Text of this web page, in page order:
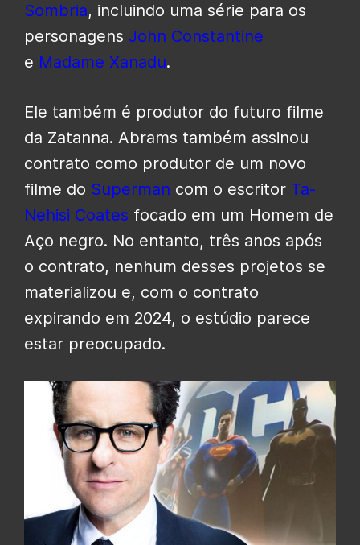
Sombria, incluindo uma série para os
personagens John Constantine
e Madame Xanadu.
Ele também é produtor do futuro filme
da Zatanna. Abrams também assinou
contrato como produtor de um novo
filme do Superman com o escritor Ta-
Nehisi Coates focado em um Homem de
Aço negro. No entanto, três anos após
o contrato, nenhum desses projetos se
materializou e, com o contrato
expirando em 2024, o estúdio parece
estar preocupado.